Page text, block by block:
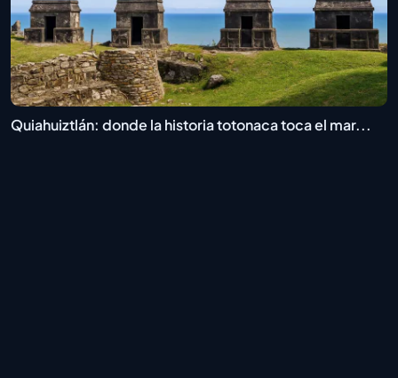
Quiahuiztlán: donde la historia totonaca toca el mar...